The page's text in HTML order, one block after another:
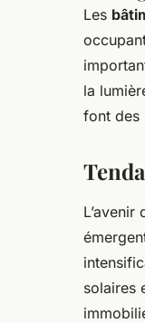
Les
la
font des
solaires